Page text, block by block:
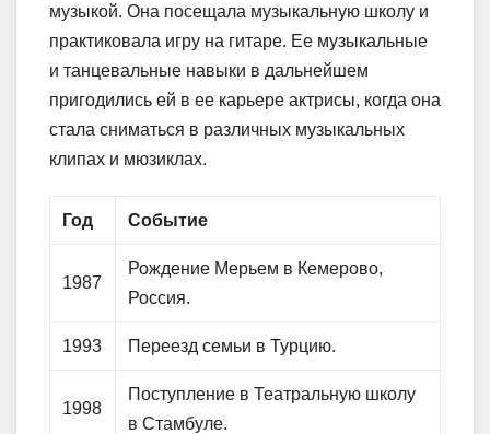
музыкой. Она посещала музыкальную школу и
практиковала игру на гитаре. Ее музыкальные
и танцевальные навыки в дальнейшем
пригодились ей в ее карьере актрисы, когда она
стала сниматься в различных музыкальных
клипах и мюзиклах.
Год Событие
1987
Рождение Мерьем в Кемерово,
Россия.
1993 Переезд семьи в Турцию.
1998
Поступление в Театральную школу
в Стамбуле.